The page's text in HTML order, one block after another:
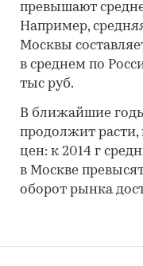
превышают
Например,
Москвы
в среднем по
тыс руб.
В ближайшие
продолжит расти,
цен: к 2014 г
в Москве
оборот рынка